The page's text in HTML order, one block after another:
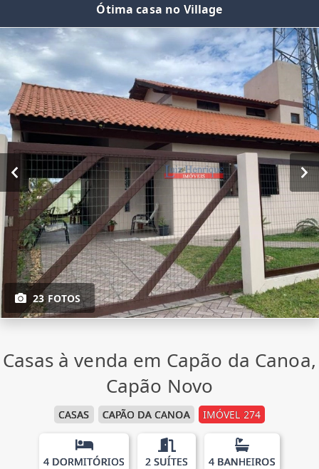
Ótima casa no Village
23 FOTOS
Casas à venda em Capão da Canoa,
Capão Novo
CASAS CAPÃO DA CANOA IMÓVEL 274
4 DORMITÓRIOS 2 SUÍTES 4 BANHEIROS